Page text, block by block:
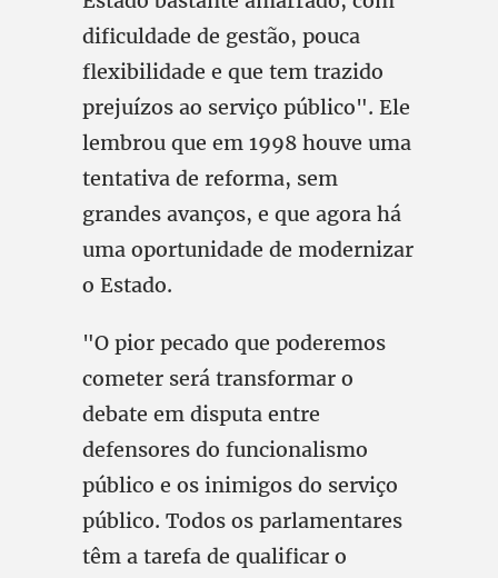
dificuldade de gestão, pouca
flexibilidade e que tem trazido
prejuízos ao serviço público". Ele
lembrou que em 1998 houve uma
tentativa de reforma, sem
grandes avanços, e que agora há
uma oportunidade de modernizar
o Estado.
"O pior pecado que poderemos
cometer será transformar o
debate em disputa entre
defensores do funcionalismo
público e os inimigos do serviço
público. Todos os parlamentares
têm a tarefa de qualificar o